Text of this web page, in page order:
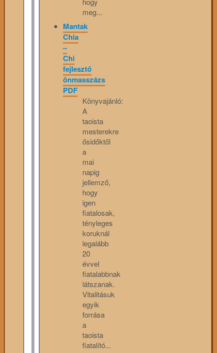
meg...
Mantak
Chia
–
Chi
fejlesztő
önmasszázs
PDF
Könyvajánló:
A
taoista
mesterekre
ősidőktől
a
mai
napig
jellemző,
hogy
igen
fiatalosak,
tényleges
koruknál
legalább
20
évvel
fiatalabbnak
látszanak.
Vitalitásuk
egyik
forrása
a
taoista
fiatalító...